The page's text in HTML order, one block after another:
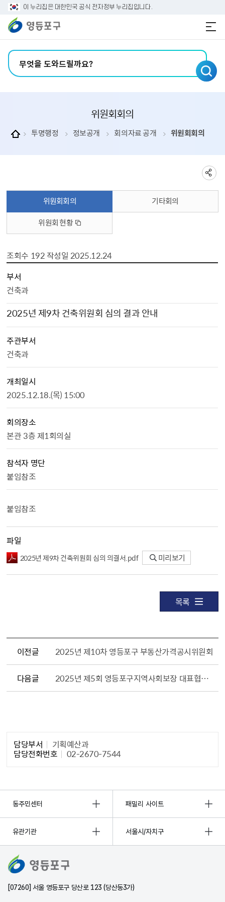
본문 바로가기
주메뉴 바로가기
이 누리집은 대한민국 공식 전자정부 누리집입니다.
위원회회의
투명행정 정보공개 회의자료 공개 위원회회의
위원회회의
기타회의
위원회 현황
조회수 192 작성일 2025.12.24
부서
건축과
2025년 제9차 건축위원회 심의 결과 안내
주관부서
건축과
개최일시
2025.12.18.(목) 15:00
회의장소
본관 3층 제1회의실
참석자 명단
붙임참조
붙임참조
파일
2025년 제9차 건축위원회 심의 의결서.pdf 미리보기
목록
이전글 2025년 제10차 영등포구 부동산가격공시위원회
다음글 2025년 제5회 영등포구지역사회보장 대표협의체 회의
담당부서 기획예산과
담당전화번호 02-2670-7544
동주민센터 패밀리 사이트
유관기관 서울시/자치구
[07260] 서울 영등포구 당산로 123 (당산동3가)